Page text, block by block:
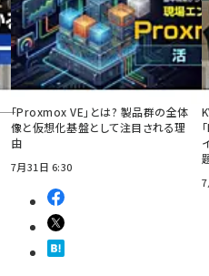
「Proxmox VE」とは? 製品群の全体
像と仮想化基盤として注目される理
由
7月31日 6:30